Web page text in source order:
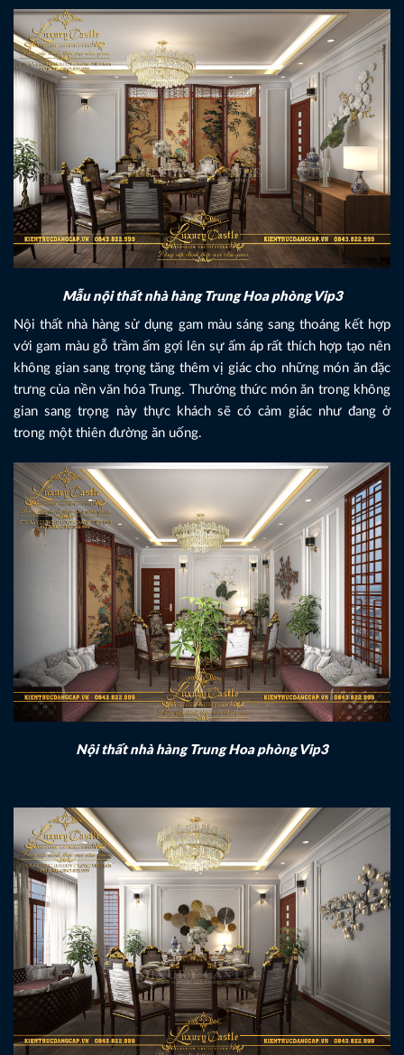
Mẫu nội thất nhà hàng Trung Hoa phòng Vip3
Nội thất nhà hàng sử dụng gam màu sáng sang thoáng kết hợp
với gam màu gỗ trầm ấm gợi lên sự ấm áp rất thích hợp tạo nên
không gian sang trọng tăng thêm vị giác cho những món ăn đặc
trưng của nền văn hóa Trung. Thưởng thức món ăn trong không
gian sang trọng này thực khách sẽ có cảm giác như đang ở
trong một thiên đường ăn uống.
Nội thất nhà hàng Trung Hoa phòng Vip3